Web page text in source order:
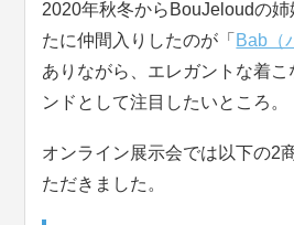
2020年秋冬からBouJeloudの
たに仲間入りしたのが「 Bab（
ありながら、エレガントな着
ンドとして注目したいところ。
オンライン展示会では以下の2
ただきました。